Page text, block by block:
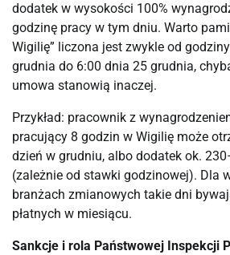
dodatek w wysokości 100%
godzinę pracy w tym dniu. Warto
Wigilię” liczona jest zwykle od
grudnia do 6:00 dnia 25 grudnia,
umowa stanowią inaczej.
Przykład: pracownik z
pracujący 8 godzin w Wigilię może
dzień w grudniu, albo dodatek ok.
(zależnie od stawki godzinowej). Dla
branżach zmianowych takie dni
płatnych w miesiącu.
Sankcje i rola Państwowej Inspekcji